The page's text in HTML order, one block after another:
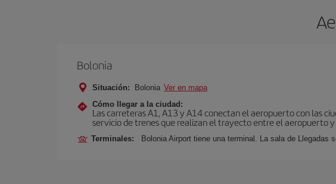
Bolonia
Situación: Bolonia Ver en mapa
Cómo llegar a la ciudad:
Las carreteras A1, A13 y A14 conectan el aeropuerto con las
servicio de trenes que realizan el trayecto entre el aeropuerto y
Terminales: Bolonia Airport tiene una terminal. La sala de Llegadas